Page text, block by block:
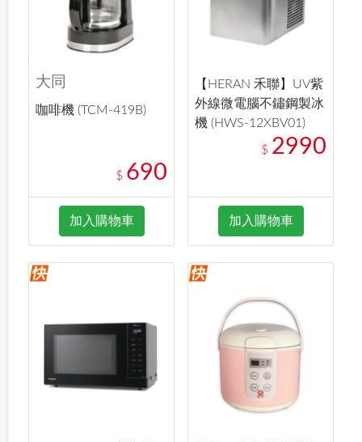
大同
咖啡機 (TCM-419B)
$ 690
加入購物車
【HERAN 禾聯】UV紫
外線微電腦不鏽鋼製冰
機 (HWS-12XBV01)
$ 2990
加入購物車